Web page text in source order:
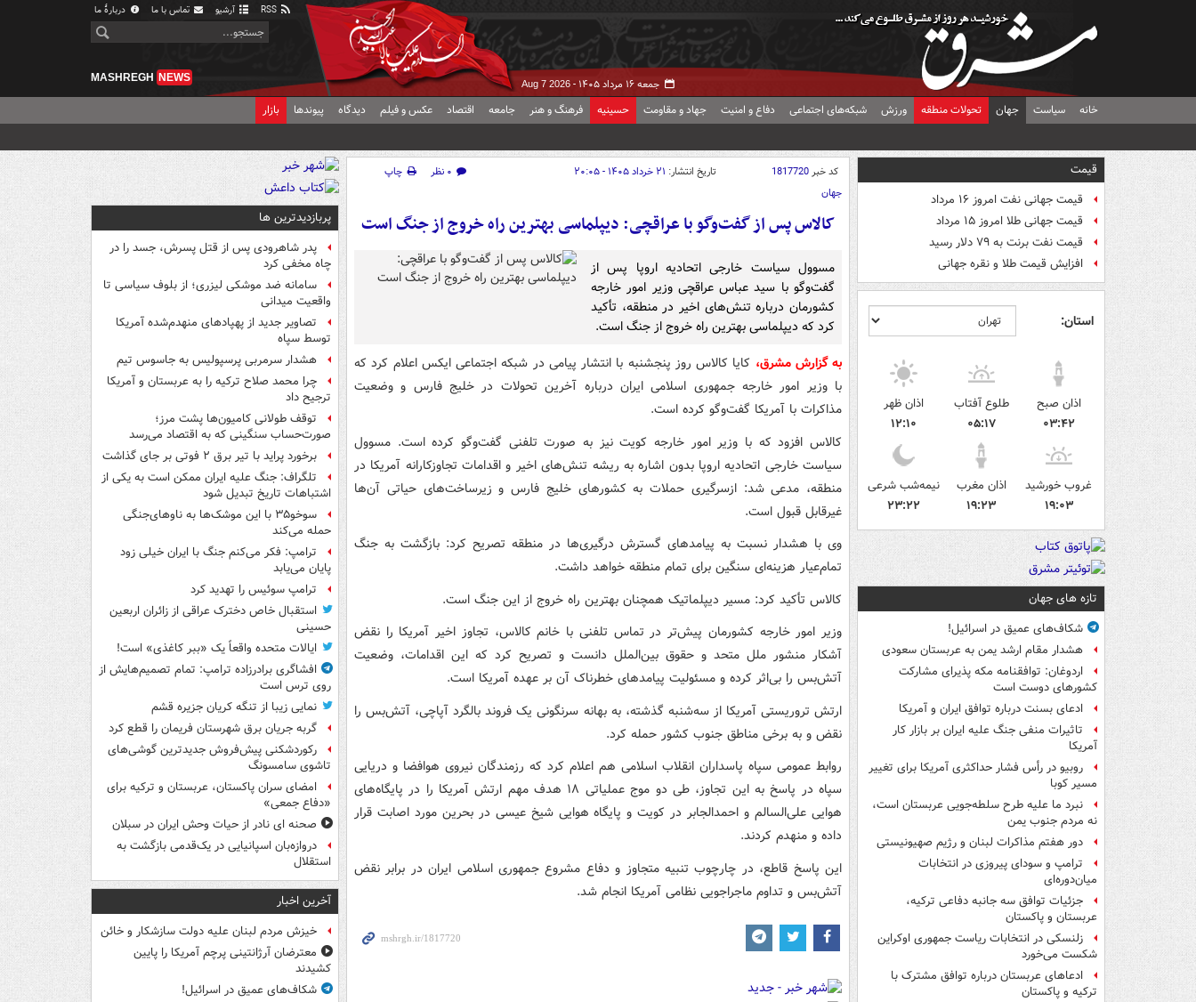
آرشیو تماس با ما دربارهٔ ما
جمعه ۱۶ مرداد ۱۴۰۵ - Aug 7 2026
MASHREGH NEWS
خانه سیاست جهان تحولات منطقه ورزش شبکه‌های اجتماعی دفاع و امنیت جهاد و مقاومت حسینیه فرهنگ و هنر جامعه اقتصاد عکس و فیلم دیدگاه پیوندها بازار
قیمت
قیمت جهانی نفت امروز ۱۶ مرداد
قیمت جهانی طلا امروز ۱۵ مرداد
قیمت نفت برنت به ۷۹ دلار رسید
افزایش قیمت طلا و نقره جهانی
استان:
اذان صبح
۰۳:۴۲
طلوع آفتاب
۰۵:۱۷
اذان ظهر
۱۲:۱۰
غروب خورشید
۱۹:۰۳
اذان مغرب
۱۹:۲۳
نیمه‌شب شرعی
۲۳:۲۲
تازه های جهان
شکاف‌های عمیق در اسرائیل!
هشدار مقام ارشد یمن به عربستان سعودی
اردوغان: توافقنامه مکه پذیرای مشارکت
کشورهای دوست است
ادعای بسنت درباره توافق ایران و آمریکا
تاثیرات منفی جنگ علیه ایران بر بازار کار
آمریکا
روبیو در رأس فشار حداکثری آمریکا برای تغییر
مسیر کوبا
نبرد ما علیه طرح سلطه‌جویی عربستان است،
نه مردم جنوب یمن
دور هفتم مذاکرات لبنان و رژیم صهیونیستی
ترامپ و سودای پیروزی در انتخابات
میان‌دوره‌ای
جزئیات توافق سه جانبه دفاعی ترکیه،
عربستان و پاکستان
زلنسکی در انتخابات ریاست جمهوری اوکراین
شکست می‌خورد
ادعاهای عربستان درباره توافق مشترک با
ترکیه و پاکستان
کد خبر1817720 تاریخ انتشار: ۲۱ خرداد ۱۴۰۵ - ۲۰:۰۵ ۰ نظر
چاپ
جهان
کالاس پس از گفت‌وگو با عراقچی: دیپلماسی بهترین راه خروج از جنگ است
مسوول سیاست خارجی اتحادیه اروپا پس از
گفت‌وگو با سید عباس عراقچی وزیر امور خارجه
کشورمان درباره تنش‌های اخیر در منطقه، تأکید
کرد که دیپلماسی بهترین راه خروج از جنگ است.
به گزارش مشرق، کایا کالاس روز پنجشنبه با انتشار پیامی در شبکه اجتماعی ایکس اعلام کرد که
با وزیر امور خارجه جمهوری اسلامی ایران درباره آخرین تحولات در خلیج فارس و وضعیت
مذاکرات با آمریکا گفت‌وگو کرده است.
کالاس افزود که با وزیر امور خارجه کویت نیز به صورت تلفنی گفت‌وگو کرده است. مسوول
سیاست خارجی اتحادیه اروپا بدون اشاره به ریشه تنش‌های اخیر و اقدامات تجاوزکارانه آمریکا در
منطقه، مدعی شد: ازسرگیری حملات به کشورهای خلیج فارس و زیرساخت‌های حیاتی آن‌ها
غیرقابل قبول است.
وی با هشدار نسبت به پیامدهای گسترش درگیری‌ها در منطقه تصریح کرد: بازگشت به جنگ
تمام‌عیار هزینه‌ای سنگین برای تمام منطقه خواهد داشت.
کالاس تأکید کرد: مسیر دیپلماتیک همچنان بهترین راه خروج از این جنگ است.
وزیر امور خارجه کشورمان پیش‌تر در تماس تلفنی با خانم کالاس، تجاوز اخیر آمریکا را نقض
آشکار منشور ملل متحد و حقوق بین‌الملل دانست و تصریح کرد که این اقدامات، وضعیت
آتش‌بس را بی‌اثر کرده و مسئولیت پیامدهای خطرناک آن بر عهده آمریکا است.
ارتش تروریستی آمریکا از سه‌شنبه گذشته، به بهانه سرنگونی یک فروند بالگرد آپاچی، آتش‌بس را
نقض و به برخی مناطق جنوب کشور حمله کرد.
روابط عمومی سپاه پاسداران انقلاب اسلامی هم اعلام کرد که رزمندگان نیروی هوافضا و دریایی
سپاه در پاسخ به این تجاوز، طی دو موج عملیاتی ۱۸ هدف مهم ارتش آمریکا را در پایگاه‌های
هوایی علی‌السالم و احمدالجابر در کویت و پایگاه هوایی شیخ عیسی در بحرین مورد اصابت قرار
داده و منهدم کردند.
این پاسخ قاطع، در چارچوب تنبیه متجاوز و دفاع مشروع جمهوری اسلامی ایران در برابر نقض
آتش‌بس و تداوم ماجراجویی نظامی آمریکا انجام شد.
پربازدیدترین ها
پدر شاهرودی پس از قتل پسرش، جسد را در
چاه مخفی کرد
سامانه ضد موشکی لیزری؛ از بلوف سیاسی تا
واقعیت میدانی
تصاویر جدید از پهپادهای منهدم‌شده آمریکا
توسط سپاه
هشدار سرمربی پرسپولیس به جاسوس تیم
چرا محمد صلاح ترکیه را به عربستان و آمریکا
ترجیح داد
توقف طولانی کامیون‌ها پشت مرز؛
صورت‌حساب سنگینی که به اقتصاد می‌رسد
برخورد پراید با تیر برق ۲ فوتی بر جای گذاشت
تلگراف: جنگ علیه ایران ممکن است به یکی از
اشتباهات تاریخ تبدیل شود
سوخو۳۵ با این موشک‌ها به ناوهای‌جنگی
حمله می‌کند
ترامپ: فکر می‌کنم جنگ با ایران خیلی زود
پایان می‌یابد
ترامپ سوئیس را تهدید کرد
استقبال خاص دخترک عراقی از زائران اربعین
حسینی
ایالات متحده واقعاً یک «ببر کاغذی» است!
افشاگری برادرزاده ترامپ: تمام تصمیم‌هایش از
روی ترس است
نمایی زیبا از تنگه کریان جزیره قشم
گربه جریان برق شهرستان فریمان را قطع کرد
رکوردشکنی پیش‌فروش جدیدترین گوشی‌های
تاشوی سامسونگ
امضای سران پاکستان، عربستان و ترکیه برای
«دفاع جمعی»
صحنه ای نادر از حیات وحش ایران در سبلان
دروازه‌بان اسپانیایی در یک‌قدمی بازگشت به
استقلال
آخرین اخبار
خیزش مردم لبنان علیه دولت سازشکار و خائن
معترضان آرژانتینی پرچم آمریکا را پایین
کشیدند
شکاف‌های عمیق در اسرائیل!